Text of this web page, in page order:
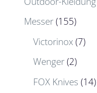
Messer(155)
Victorinox(7)
Wenger(2)
FOX Knives (14)